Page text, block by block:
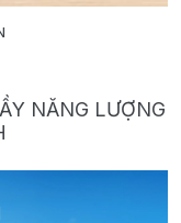
NĂNG LƯỢNG